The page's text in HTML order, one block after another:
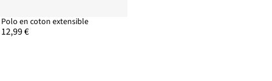
Polo en coton extensible
12,99 €